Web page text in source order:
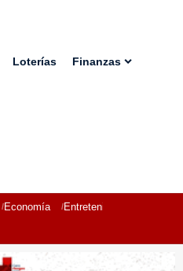
Loterías Finanzas
Economía Entretenimiento